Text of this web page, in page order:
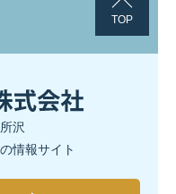
TOP
沢
情報サイト